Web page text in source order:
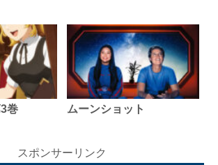
巻 ムーンショット
スポンサーリンク